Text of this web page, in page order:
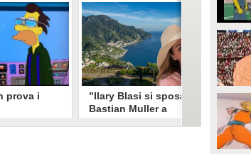
prova i
PLAY
820• diCalcioViral
"Ilary Blasi si sposa con
Bastian Muller a
settembre": il matrimonio a